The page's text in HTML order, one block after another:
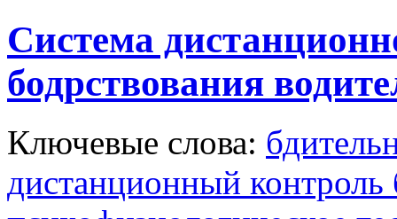
Система
бодрствования
Ключевые слова:
дистанционный контроль